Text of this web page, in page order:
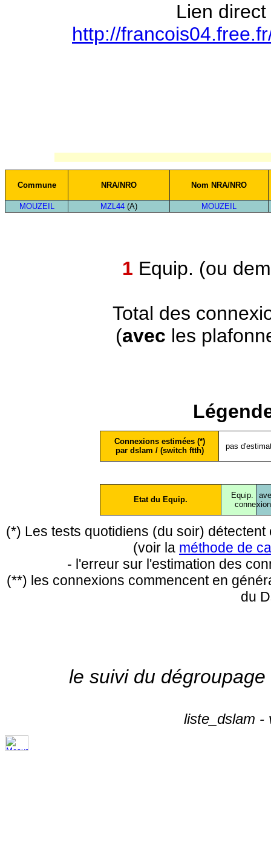
Lien
http://
Commune NRA/NRO Nom NRA/NRO
MOUZEIL MZL44 (A) MOUZEIL
1 Equip. (ou
Total des
(avec les
Connexions estimées (*)
par dslam / (switch ftth)
pas
Etat du Equip.
Equip.
conne
(*) Les tests quotidiens (du soir)
(voir la méthode de
- l'erreur sur l'estimation des
(**) les connexions commencent en
du
le suivi du
liste_dslam -